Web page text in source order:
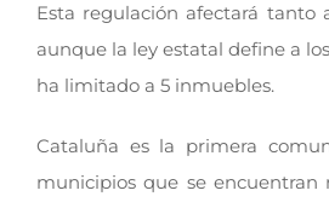
Esta regulación afectará tanto
aunque la ley estatal define a
ha limitado a 5 inmuebles.
Cataluña es la primera
municipios que se encuentran